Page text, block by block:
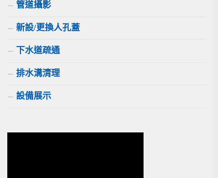
管道攝影
新設/更換人孔蓋
下水道疏通
排水溝清理
設備展示